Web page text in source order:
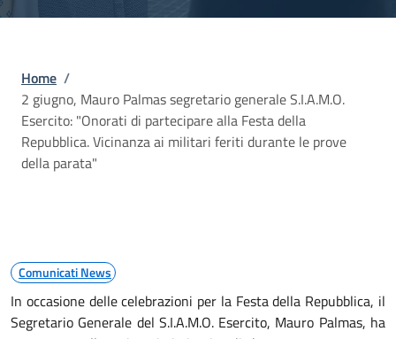
Briciole di pane
Home /
2 giugno, Mauro Palmas segretario generale S.I.A.M.O.
Esercito: "Onorati di partecipare alla Festa della
Repubblica. Vicinanza ai militari feriti durante le prove
della parata"
Comunicati News
In occasione delle celebrazioni per la Festa della Repubblica, il
Segretario Generale del S.I.A.M.O. Esercito, Mauro Palmas, ha